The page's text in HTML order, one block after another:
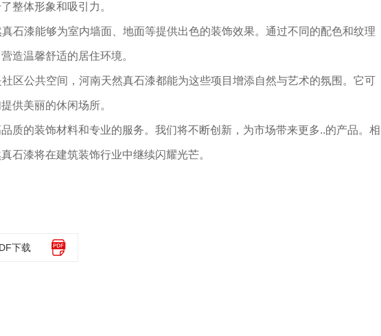
整体形象和吸引力。
石漆能够为室内墙面、地面等提供出色的装饰效果。通过不同的配色和纹理
造温馨舒适的居住环境。
区公共空间，河南天然真石漆都能为这些项目增添自然与艺术的氛围。它可
供美丽的休闲场所。
质的装饰材料和专业的服务。我们将不断创新，为市场带来更多..的产品。相
石漆将在建筑装饰行业中继续闪耀光芒。
下载